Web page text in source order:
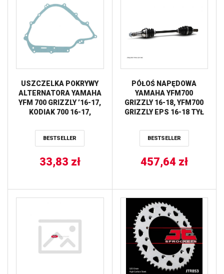
USZCZELKA POKRYWY
ALTERNATORA YAMAHA
YFM 700 GRIZZLY ’16-17,
KODIAK 700 16-17,
ATHENA
BESTSELLER
33,83 zł
PÓŁOŚ NAPĘDOWA
YAMAHA YFM700
GRIZZLY 16-18, YFM700
GRIZZLY EPS 16-18 TYŁ
ALL BALLS
BESTSELLER
457,64 zł